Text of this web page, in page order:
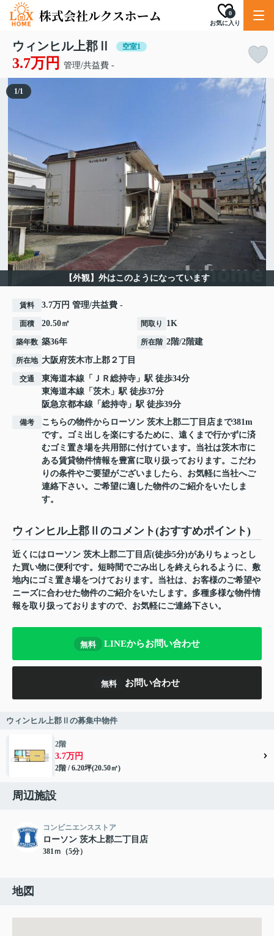
お気に入り
0
ウィンヒル上郡Ⅱ 空室1
3.7万円 管理/共益費 -
【外観】外はこのようになっています
1/1
賃料 3.7万円 管理/共益費 -
面積 20.50㎡ 間取り 1K
築年数 築36年 所在階 2階/2階建
所在地 大阪府茨木市上郡 ２丁目
交通 東海道本線 「 ＪＲ総持寺 」駅 徒歩34分
東海道本線 「 茨木 」駅 徒歩37分
阪急京都本線 「 総持寺 」駅 徒歩39分
備考
こちらの物件からローソン 茨木上郡二丁目店まで381m
です。ゴミ出しを楽にするために、遠くまで行かずに済
むゴミ置き場を共用部に付けています。当社は茨木市に
ある賃貸物件情報を豊富に取り扱っております。こだわ
りの条件やご要望がございましたら、お気軽に当社へご
連絡下さい。ご希望に適した物件のご紹介をいたしま
す。
ウィンヒル上郡Ⅱのコメント(おすすめポイント)
近くにはローソン 茨木上郡二丁目店(徒歩5分)がありちょっとし
た買い物に便利です。短時間でごみ出しを終えられるように、敷
地内にゴミ置き場をつけております。当社は、お客様のご希望や
ニーズに合わせた物件のご紹介をいたします。多種多様な物件情
報を取り扱っておりますので、お気軽にご連絡下さい。
無料 LINEからお問い合わせ
無料 お問い合わせ
ウィンヒル上郡Ⅱの募集中物件
2階
3.7万円
2階 / 6.20坪(20.50㎡)
周辺施設
コンビニエンスストア
ローソン 茨木上郡二丁目店
381ｍ（5分）
地図